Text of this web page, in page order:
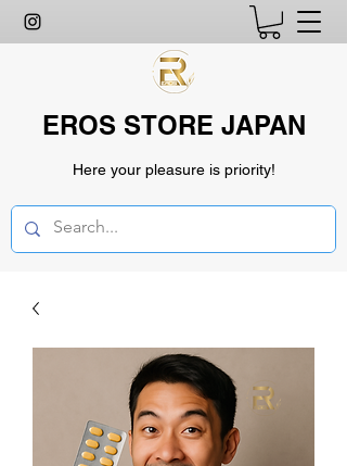
EROS STORE JAPAN
Here your pleasure is priority!